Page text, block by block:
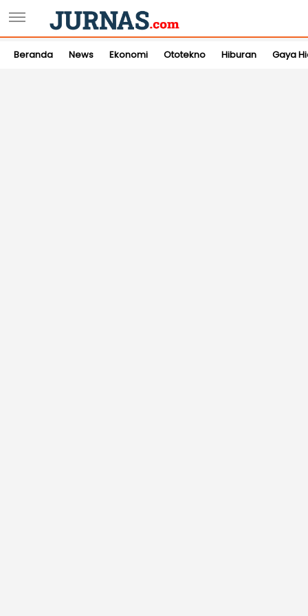
Beranda News Ekonomi Ototekno Hiburan Gaya